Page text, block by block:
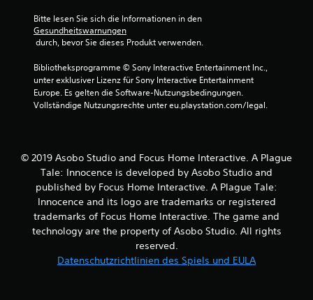
s
2
7
6
7
Bitte lesen Sie sich die Informationen in den
Gesundheitswarnungen
durch, bevor Sie dieses Produkt verwenden.
Bibliotheksprogramme © Sony Interactive Entertainment Inc.,
unter exklusiver Lizenz für Sony Interactive Entertainment
Europe. Es gelten die Software-Nutzungsbedingungen.
Vollständige Nutzungsrechte unter eu.playstation.com/legal.
© 2019 Asobo Studio and Focus Home Interactive. A Plague
Tale: Innocence is developed by Asobo Studio and
published by Focus Home Interactive. A Plague Tale:
Innocence and its logo are trademarks or registered
trademarks of Focus Home Interactive. The game and
technology are the property of Asobo Studio. All rights
reserved.
Datenschutzrichtlinien des Spiels und EULA